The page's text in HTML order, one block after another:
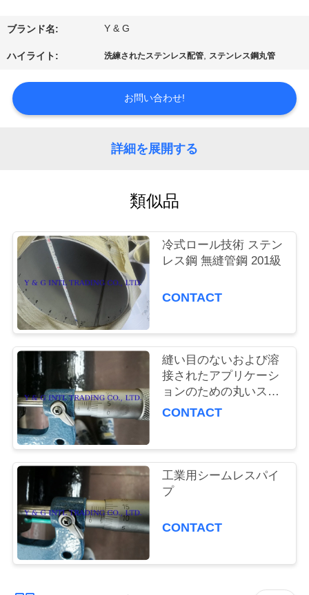
つ
い
て
品
質
管
理
私
達
に
絡
し
な
ブランド名: Y & G
ハイライト: 洗練されたステンレス配管, ステンレス鋼丸管
お問い合わせ!
詳細を展開する
類似品
冷式ロール技術 ステン
レス鋼 無縫管鋼 201級
CONTACT
縫い目のないおよび溶
接されたアプリケーシ
ョンのための丸いステ
ンレス鋼管
CONTACT
工業用シームレスパイ
プ
CONTACT